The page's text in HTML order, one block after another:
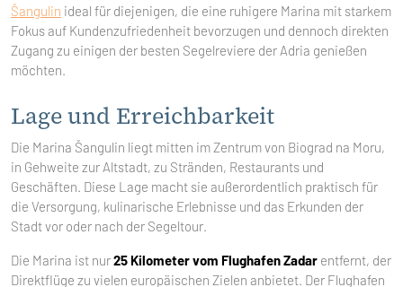
Šangulin ideal für diejenigen, die eine ruhigere Marina mit starkem
Fokus auf Kundenzufriedenheit bevorzugen und dennoch direkten
Zugang zu einigen der besten Segelreviere der Adria genießen
möchten.
Lage und Erreichbarkeit
Die Marina Šangulin liegt mitten im Zentrum von Biograd na Moru,
in Gehweite zur Altstadt, zu Stränden, Restaurants und
Geschäften. Diese Lage macht sie außerordentlich praktisch für
die Versorgung, kulinarische Erlebnisse und das Erkunden der
Stadt vor oder nach der Segeltour.
Die Marina ist nur25 Kilometer vom Flughafen Zadar entfernt, der
Direktflüge zu vielen europäischen Zielen anbietet. Der Flughafen